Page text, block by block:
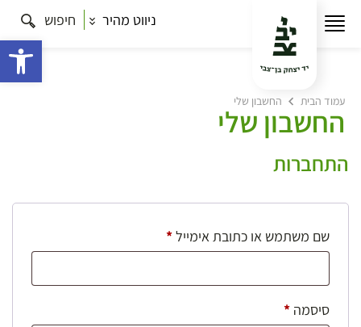
ניווט מהיר חיפוש
עמוד הבית החשבון שלי
החשבון שלי
התחברות
שם משתמש או כתובת אימייל*חובה
סיסמה *חובה